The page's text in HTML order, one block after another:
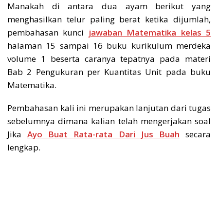
Manakah di antara dua ayam berikut yang
menghasilkan telur paling berat ketika dijumlah,
pembahasan kunci jawaban Matematika kelas 5
halaman 15 sampai 16 buku kurikulum merdeka
volume 1 beserta caranya tepatnya pada materi
Bab 2 Pengukuran per Kuantitas Unit pada buku
Matematika.
Pembahasan kali ini merupakan lanjutan dari tugas
sebelumnya dimana kalian telah mengerjakan soal
JikaAyo Buat Rata-rata Dari Jus Buah secara
lengkap.